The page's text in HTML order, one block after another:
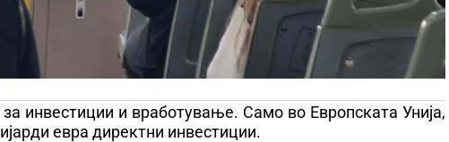
инвестиции и вработување. Само во Европската Унија,
евра директни инвестиции.